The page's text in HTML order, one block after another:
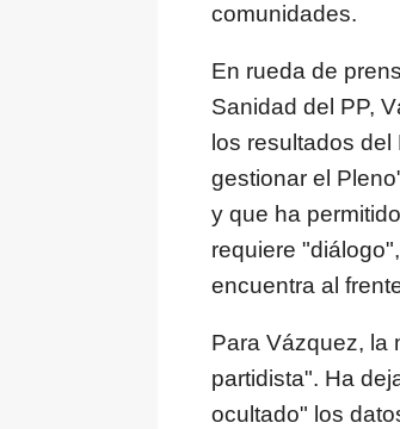
comunidades.
En rueda de
Sanidad del PP,
los resultados
gestionar el
y que ha
requiere
encuentra al
Para Vázquez, la
partidista". Ha
ocultado" los